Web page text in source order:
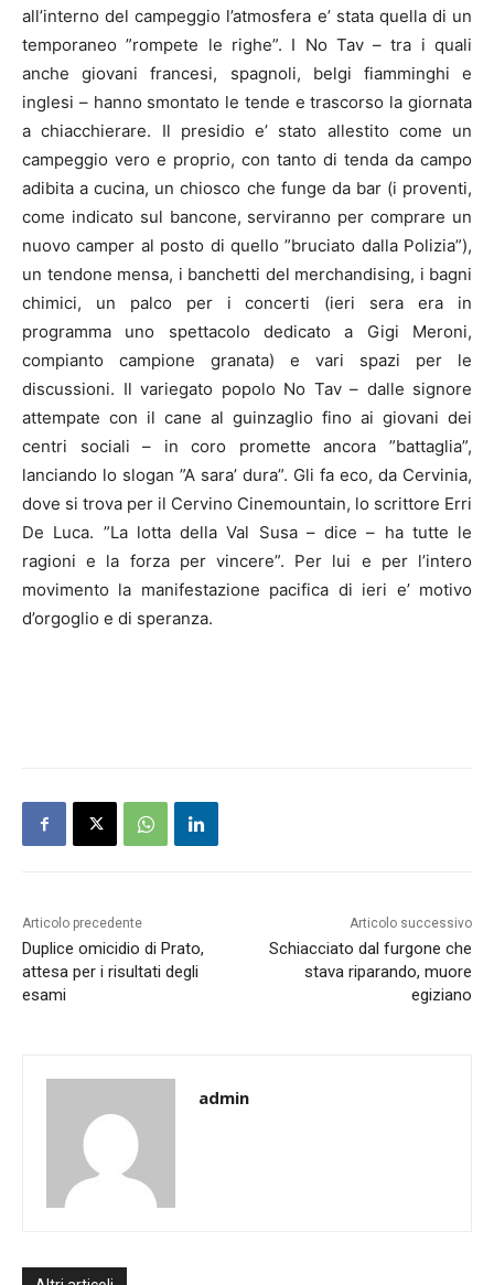
all’interno del campeggio l’atmosfera e’ stata quella di un
temporaneo ”rompete le righe”. I No Tav – tra i quali
anche giovani francesi, spagnoli, belgi fiamminghi e
inglesi – hanno smontato le tende e trascorso la giornata
a chiacchierare. Il presidio e’ stato allestito come un
campeggio vero e proprio, con tanto di tenda da campo
adibita a cucina, un chiosco che funge da bar (i proventi,
come indicato sul bancone, serviranno per comprare un
nuovo camper al posto di quello ”bruciato dalla Polizia”),
un tendone mensa, i banchetti del merchandising, i bagni
chimici, un palco per i concerti (ieri sera era in
programma uno spettacolo dedicato a Gigi Meroni,
compianto campione granata) e vari spazi per le
discussioni. Il variegato popolo No Tav – dalle signore
attempate con il cane al guinzaglio fino ai giovani dei
centri sociali – in coro promette ancora ”battaglia”,
lanciando lo slogan ”A sara’ dura”. Gli fa eco, da Cervinia,
dove si trova per il Cervino Cinemountain, lo scrittore Erri
De Luca. ”La lotta della Val Susa – dice – ha tutte le
ragioni e la forza per vincere”. Per lui e per l’intero
movimento la manifestazione pacifica di ieri e’ motivo
d’orgoglio e di speranza.
Articolo precedente
Duplice omicidio di Prato,
attesa per i risultati degli
esami
Articolo successivo
Schiacciato dal furgone che
stava riparando, muore
egiziano
admin